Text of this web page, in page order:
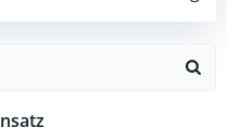
navigation